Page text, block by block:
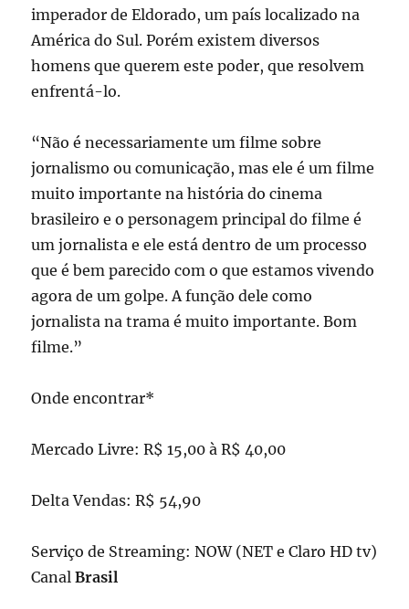
imperador de Eldorado, um país localizado na
América do Sul. Porém existem diversos
homens que querem este poder, que resolvem
enfrentá-lo.
“Não é necessariamente um filme sobre
jornalismo ou comunicação, mas ele é um filme
muito importante na história do cinema
brasileiro e o personagem principal do filme é
um jornalista e ele está dentro de um processo
que é bem parecido com o que estamos vivendo
agora de um golpe. A função dele como
jornalista na trama é muito importante. Bom
filme.”
Onde encontrar*
Mercado Livre: R$ 15,00 à R$ 40,00
Delta Vendas: R$ 54,90
Serviço de Streaming: NOW (NET e Claro HD tv)
CanalBrasil